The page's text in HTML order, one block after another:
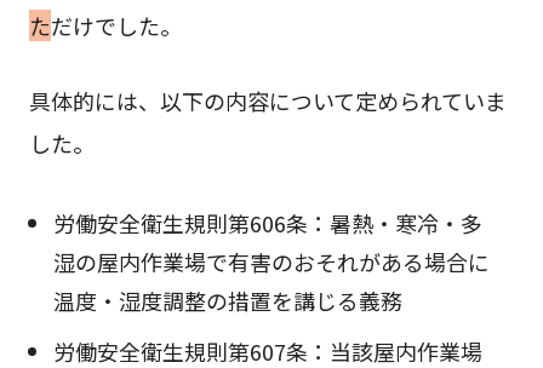
ただけでした。
具体的には、以下の内容について定められていま
した。
労働安全衛生規則第606条：暑熱・寒冷・多
湿の屋内作業場で有害のおそれがある場合に
温度・湿度調整の措置を講じる義務
労働安全衛生規則第607条：当該屋内作業場